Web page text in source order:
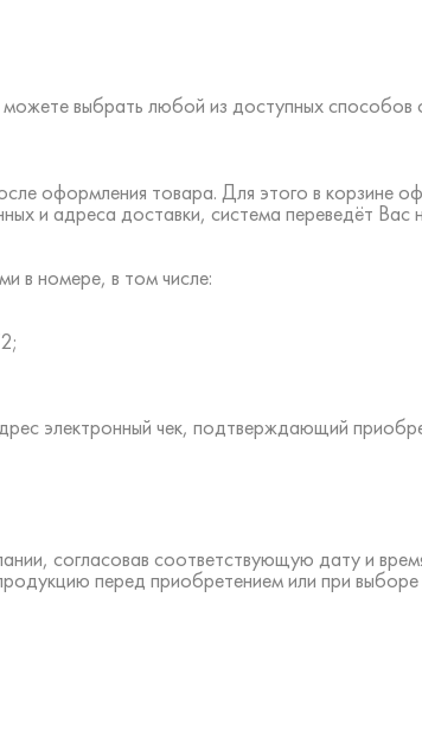
выбрать любой из доступных способов
оформления товара. Для этого в корзине
и адреса доставки, система переведёт
в номере, в том числе:
электронный чек, подтверждающий
согласовав соответствующую дату и
перед приобретением или при выборе